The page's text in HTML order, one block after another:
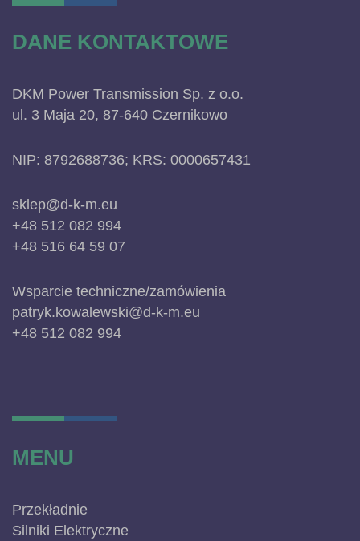
DANE KONTAKTOWE
DKM Power Transmission Sp. z o.o.
ul. 3 Maja 20, 87-640 Czernikowo
NIP: 8792688736; KRS: 0000657431
sklep@d-k-m.eu
+48 512 082 994
+48 516 64 59 07
Wsparcie techniczne/zamówienia
patryk.kowalewski@d-k-m.eu
+48 512 082 994
MENU
Przekładnie
Silniki Elektryczne